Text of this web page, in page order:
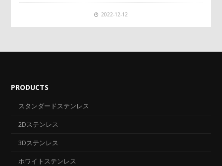
2022-12-12
PRODUCTS
スタンダードステンレス
2Dステンレス
3Dステンレス
ホワイトステンレス